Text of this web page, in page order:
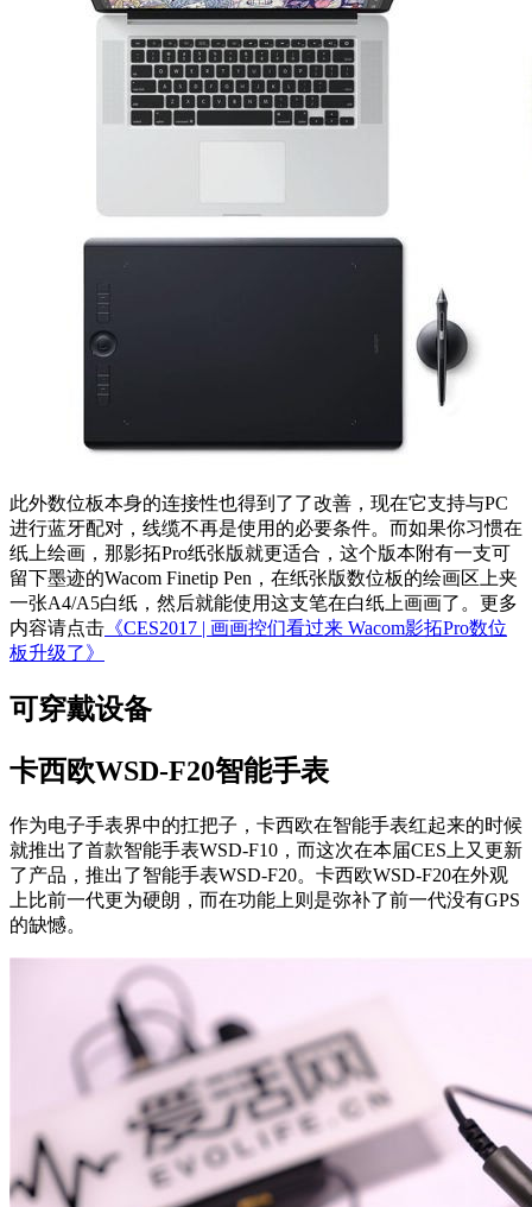
此外数位板本身的连接性也得到了了改善，现在它支持与PC
进行蓝牙配对，线缆不再是使用的必要条件。而如果你习惯在
纸上绘画，那影拓Pro纸张版就更适合，这个版本附有一支可
留下墨迹的Wacom Finetip Pen，在纸张版数位板的绘画区上夹
一张A4/A5白纸，然后就能使用这支笔在白纸上画画了。更多
内容请点击 《CES2017 | 画画控们看过来 Wacom影拓Pro数位
板升级了》
可穿戴设备
卡西欧WSD-F20智能手表
作为电子手表界中的扛把子，卡西欧在智能手表红起来的时候
就推出了首款智能手表WSD-F10，而这次在本届CES上又更新
了产品，推出了智能手表WSD-F20。卡西欧WSD-F20在外观
上比前一代更为硬朗，而在功能上则是弥补了前一代没有GPS
的缺憾。